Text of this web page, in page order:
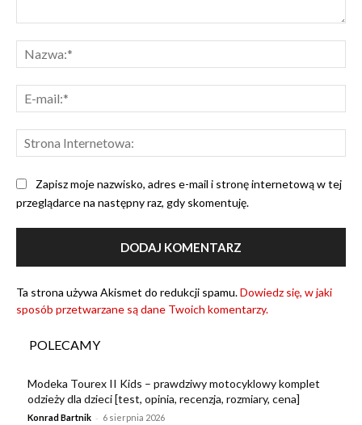
Zapisz moje nazwisko, adres e-mail i stronę internetową w tej
przeglądarce na następny raz, gdy skomentuję.
Ta strona używa Akismet do redukcji spamu.Dowiedz się, w jaki
sposób przetwarzane są dane Twoich komentarzy.
POLECAMY
Modeka Tourex II Kids – prawdziwy motocyklowy komplet
odzieży dla dzieci [test, opinia, recenzja, rozmiary, cena]
Konrad Bartnik - 6 sierpnia 2026